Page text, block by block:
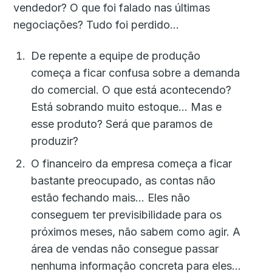
vendedor? O que foi falado nas últimas
negociações? Tudo foi perdido…
De repente a equipe de produção
começa a ficar confusa sobre a demanda
do comercial. O que está acontecendo?
Está sobrando muito estoque… Mas e
esse produto? Será que paramos de
produzir?
O financeiro da empresa começa a ficar
bastante preocupado, as contas não
estão fechando mais… Eles não
conseguem ter previsibilidade para os
próximos meses, não sabem como agir. A
área de vendas não consegue passar
nenhuma informação concreta para eles…